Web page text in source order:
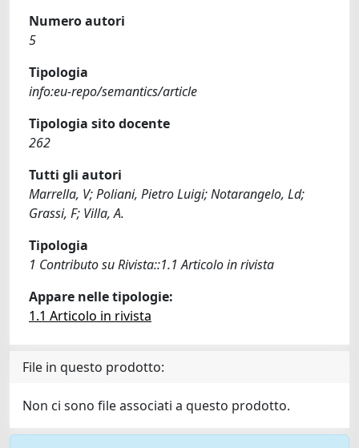
Numero autori
5
Tipologia
info:eu-repo/semantics/article
Tipologia sito docente
262
Tutti gli autori
Marrella, V; Poliani, Pietro Luigi; Notarangelo, Ld;
Grassi, F; Villa, A.
Tipologia
1 Contributo su Rivista::1.1 Articolo in rivista
Appare nelle tipologie:
1.1 Articolo in rivista
File in questo prodotto:
Non ci sono file associati a questo prodotto.